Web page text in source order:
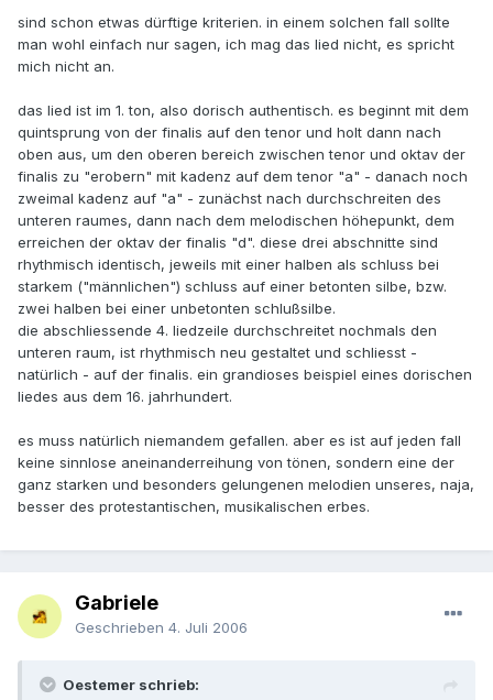
sind schon etwas dürftige kriterien. in einem solchen fall sollte
man wohl einfach nur sagen, ich mag das lied nicht, es spricht
mich nicht an.
das lied ist im 1. ton, also dorisch authentisch. es beginnt mit dem
quintsprung von der finalis auf den tenor und holt dann nach
oben aus, um den oberen bereich zwischen tenor und oktav der
finalis zu "erobern" mit kadenz auf dem tenor "a" - danach noch
zweimal kadenz auf "a" - zunächst nach durchschreiten des
unteren raumes, dann nach dem melodischen höhepunkt, dem
erreichen der oktav der finalis "d". diese drei abschnitte sind
rhythmisch identisch, jeweils mit einer halben als schluss bei
starkem ("männlichen") schluss auf einer betonten silbe, bzw.
zwei halben bei einer unbetonten schlußsilbe.
die abschliessende 4. liedzeile durchschreitet nochmals den
unteren raum, ist rhythmisch neu gestaltet und schliesst -
natürlich - auf der finalis. ein grandioses beispiel eines dorischen
liedes aus dem 16. jahrhundert.
es muss natürlich niemandem gefallen. aber es ist auf jeden fall
keine sinnlose aneinanderreihung von tönen, sondern eine der
ganz starken und besonders gelungenen melodien unseres, naja,
besser des protestantischen, musikalischen erbes.
Gabriele
Geschrieben 4. Juli 2006
Oestemer schrieb: